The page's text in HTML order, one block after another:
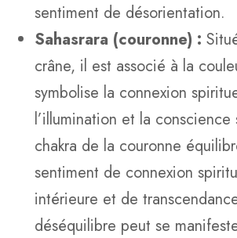
sentiment de désorientation.
Sahasrara (couronne) :
crâne, il est associé à la
symbolise la connexion
l’illumination et la conscience
chakra de la couronne
sentiment de connexion
intérieure et de
déséquilibre peut se